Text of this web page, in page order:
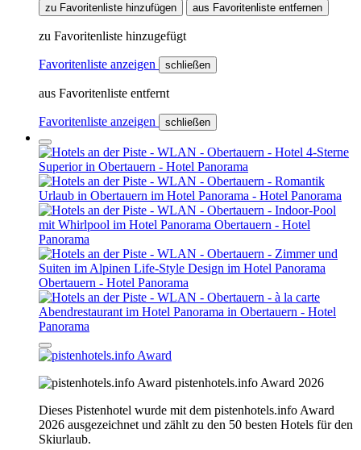
zu Favoritenliste hinzufügen aus Favoritenliste entfernen
zu Favoritenliste hinzugefügt
Favoritenliste anzeigen schließen
aus Favoritenliste entfernt
Favoritenliste anzeigen schließen
pistenhotels.info Award 2026
Dieses Pistenhotel wurde mit dem pistenhotels.info Award
2026 ausgezeichnet und zählt zu den 50 besten Hotels für den
Skiurlaub.